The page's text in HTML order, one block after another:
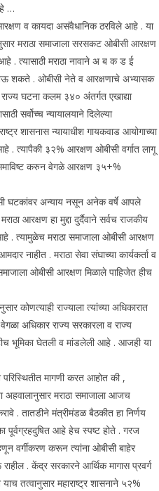
…
व कायदा असंवैधानिक ठरविले आहे . या
मराठा समाजाला सरसकट ओबीसी आरक्षण
. त्यासाठी मराठा नावाने अ ब क ड ई
शकते . ओबीसी नेते व आरक्षणाचे अभ्यासक
घटना कलम ३४० अंतर्गत एखाद्या
सर्वोच्च न्यायालयाने दिलेल्या
शासनास न्यायाधीश गायकवाड आयोगाच्या
. त्यापैकी ३२% आरक्षण ओबीसी वर्गात लागू
करुन वेगळे आरक्षण ३५+%
घटकांवर अन्याय नसून अनेक वर्षे आपले
आरक्षण हा मुद्दा दुर्दैवाने सर्वच राजकीय
. त्यामुळेच मराठा समाजाला ओबीसी आरक्षण
नाहीत . मराठा सेवा संघाच्या कार्यकर्ता व
ओबीसी आरक्षण मिळाले पाहिजेत हीच
कोणत्याही राज्याला त्यांच्या अधिकारात
अधिकार राज्य सरकारला व राज्य
हीच भूमिका घेतली व मांडलेली आहे . आजही या
परिस्थितीत मागणी करत आहोत की ,
अहवालानुसार मराठा समाजाला आजच
. तातडीने मंत्रीमंडळ बैठकीत हा निर्णय
पूर्वग्रहदुषित आहे हेच स्पष्ट होते . गरज
वर्गीकरण करून त्यांना ओबीसी बाहेर
. केंद्र सरकारने आर्थिक मागास प्रवर्ग
तत्वानुसार महाराष्ट्र शासनाने ५२%